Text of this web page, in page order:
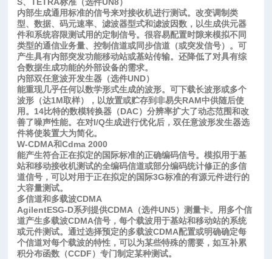
内部生成通用标准的信号来对接收机进行测试。改变调制类
型、数据、码元速率、滤波器型式和滤波因数，以生成供元器
件和系统容限测试用的定制信号。很容易配置时隙来模拟不同
类型的通信业务量、控制信道或同步信道（或突发信号）。可
产生具有内部突发功能移动站或基站传输。还降低了对具有综
合数据生成功能的外部设备的需求。
内部双任意波开发生器（选件UND）
能重现几乎任何以数学形式生成的波形。可下载长波形或多个
波形（达1M取样），以放置或贮存到非易失RAM中供随后使
用。14比特的数模转换器（DAC）分辨率扩大了动态范围和改
善了噪声性能。在对I/Q生成进行优化后，双任意波形发生器选
件将使装置大为简化。
W-CDMA和Cdma 2000
能产生符合正在拟定的国际标准的正确编码信号。模拟用于基
站和移动接收机测试的全编码信道或部分编码统计修正的多信
道信号，可以对用于正在拟定的国际3G标准的有源元件进行的
大容量测试。
多信道和多载波CDMA
AgilentESG-D系列提供CDMA（选件UN5）测量卡。用多个信
道产生多载波CDMA信号，每个载波用于基站和移动站的系统
或元件测试。通过选择预定的多载波CDMA配置或明确确定每
个信道对每个载波的特性，可以为某些特殊的需要，如互补累
积分布函数（CCDF）专门制定某种测试。